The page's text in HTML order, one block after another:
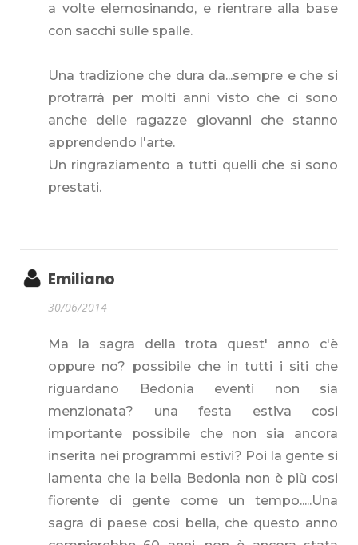
a volte elemosinando, e rientrare alla base
con sacchi sulle spalle.
Una tradizione che dura da...sempre e che si
protrarrà per molti anni visto che ci sono
anche delle ragazze giovanni che stanno
apprendendo l'arte.
Un ringraziamento a tutti quelli che si sono
prestati.
Emiliano
30/06/2014
Ma la sagra della trota quest' anno c'è
oppure no? possibile che in tutti i siti che
riguardano Bedonia eventi non sia
menzionata? una festa estiva cosi
importante possibile che non sia ancora
inserita nei programmi estivi? Poi la gente si
lamenta che la bella Bedonia non è più cosi
fiorente di gente come un tempo.....Una
sagra di paese cosi bella, che questo anno